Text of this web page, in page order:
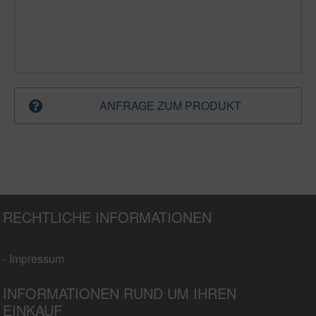
ANFRAGE ZUM PRODUKT
RECHTLICHE INFORMATIONEN
- Impressum
INFORMATIONEN RUND UM IHREN
EINKAUF